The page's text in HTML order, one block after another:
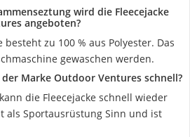
wird die Fleecejacke
angeboten?
besteht zu 100 % aus Polyester. Das
gewaschen werden.
Marke Outdoor Ventures schnell?
die Fleecejacke schnell wieder
als Sportausrüstung Sinn und ist